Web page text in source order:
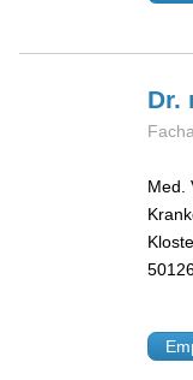
Dr.
Med.